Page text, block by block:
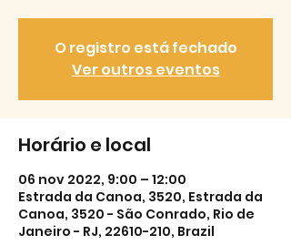
O registro está fechado
Ver outros eventos
Horário e local
06 nov 2022, 9:00 – 12:00
Estrada da Canoa, 3520, Estrada da
Canoa, 3520 - São Conrado, Rio de
Janeiro - RJ, 22610-210, Brazil